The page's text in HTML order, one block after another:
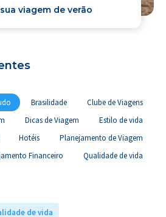
viagem de verão
Brasilidade
Clube de Viagens
Dicas de Viagem
Estilo de vida
Hotéis
Planejamento de Viagem
Financeiro
Qualidade de vida
de vida